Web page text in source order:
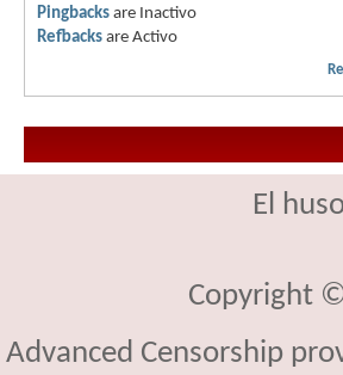
Pingbacks are Inactivo
Refbacks are Activo
El
Copyright
Advanced Censorship